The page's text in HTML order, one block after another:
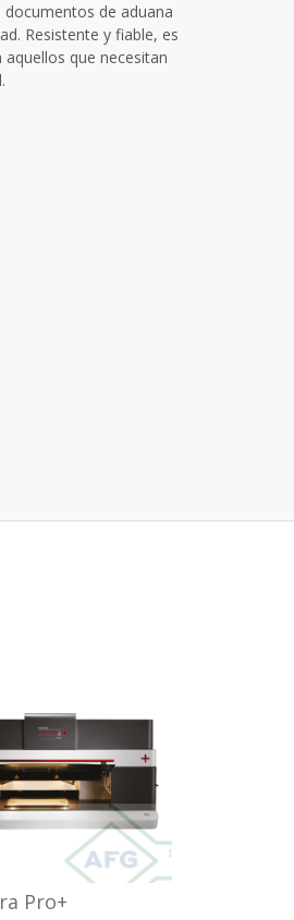
de aduana
Resistente y fiable, es
que necesitan
Pro+